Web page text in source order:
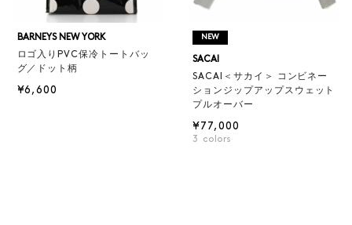
BARNEYS NEW YORK
ロゴ入りPVC保冷トートバッ
グ／ドット柄
¥6,600
NEW
SACAI
SACAI＜サカイ＞ コンビネー
ションジップアップスウェット
プルオーバー
¥77,000
3 colors